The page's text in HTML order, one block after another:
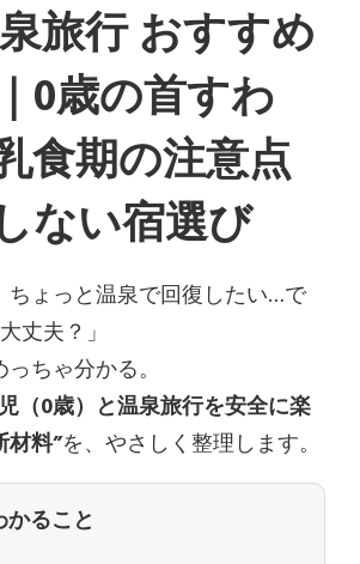
)
旅行 おすすめ
0歳の首すわ
食期の注意点
ない宿選び
ちょっと温泉で回復したい…で
丈夫？」
ちゃ分かる。
（0歳）と温泉旅行を安全に楽
材料”を、やさしく整理します。
ること